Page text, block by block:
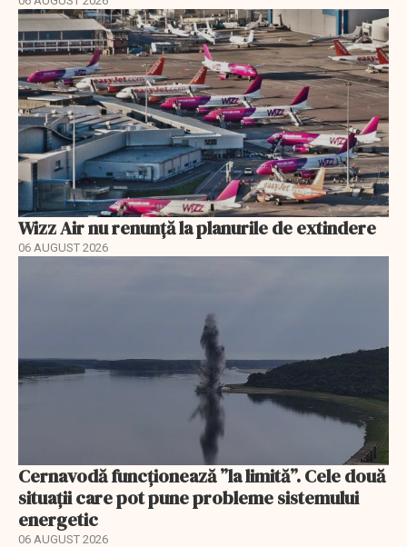
Wizz Air nu renunță la planurile de extindere
06 AUGUST 2026
Cernavodă funcționează ”la limită”. Cele două
situații care pot pune probleme sistemului
energetic
06 AUGUST 2026